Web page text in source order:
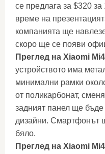
се предлага за $320
време на
компанията ще
скоро ще се появи
Преглед на Xiaomi
устройството има
минимални рамки
от поликарбонат,
задният панел ще
дизайни. Смартфонът
бяло.
Преглед на Xiaomi